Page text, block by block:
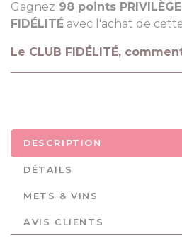
Gagnez 98 points PRIVILÈGE
FIDÉLITÉ avec l'achat de
Le CLUB FIDÉLITÉ,
DESCRIPTION
DÉTAILS
METS & VINS
AVIS CLIENTS